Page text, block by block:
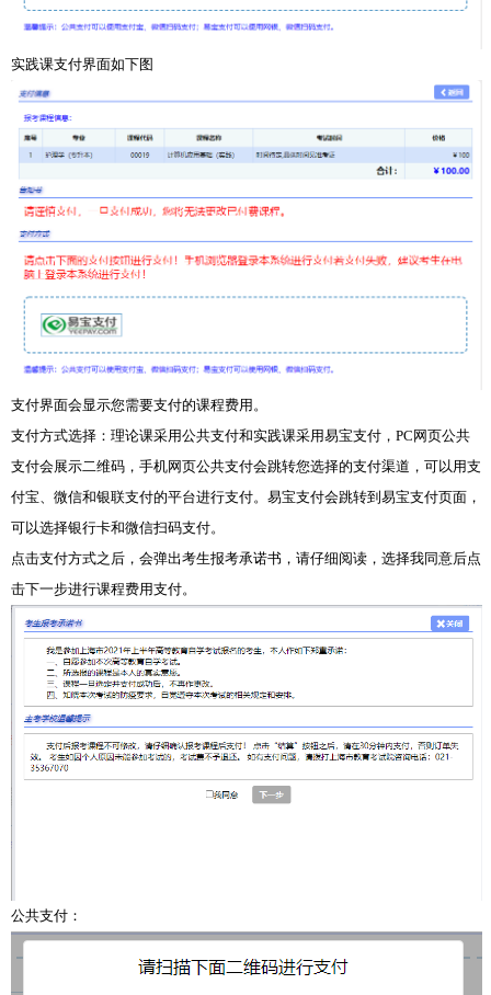
实践课支付界面如下图
支付界面会显示您需要支付的课程费用。
支付方式选择：理论课采用公共支付和实践课采用易宝支付，PC网页公共
支付会展示二维码，手机网页公共支付会跳转您选择的支付渠道，可以用支
付宝、微信和银联支付的平台进行支付。易宝支付会跳转到易宝支付页面，
可以选择银行卡和微信扫码支付。
点击支付方式之后，会弹出考生报考承诺书，请仔细阅读，选择我同意后点
击下一步进行课程费用支付。
公共支付：